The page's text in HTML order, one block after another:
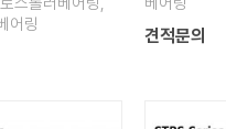
어링
견적문의